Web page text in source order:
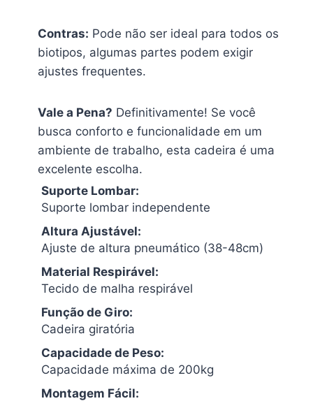
Contras: Pode não ser ideal para todos os
biotipos, algumas partes podem exigir
ajustes frequentes.
Vale a Pena? Definitivamente! Se você
busca conforto e funcionalidade em um
ambiente de trabalho, esta cadeira é uma
excelente escolha.
Suporte Lombar:
Suporte lombar independente
Altura Ajustável:
Ajuste de altura pneumático (38-48cm)
Material Respirável:
Tecido de malha respirável
Função de Giro:
Cadeira giratória
Capacidade de Peso:
Capacidade máxima de 200kg
Montagem Fácil: